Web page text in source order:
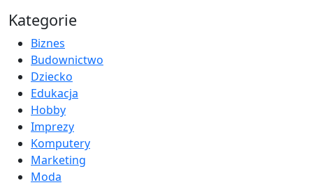
Kategorie
Biznes
Budownictwo
Dziecko
Edukacja
Hobby
Imprezy
Komputery
Marketing
Moda